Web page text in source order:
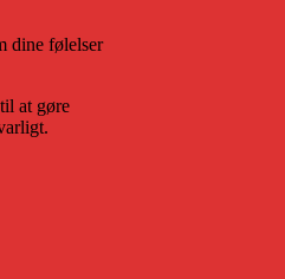
dine følelser
at gøre